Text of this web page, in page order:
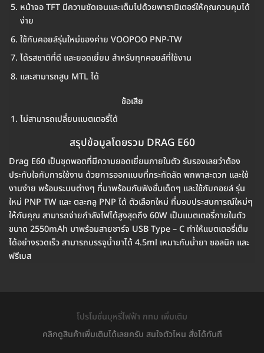
หน้าจอ TFT มีความชัดเจนและเต็มไปด้วยพารามิเตอร์ให้คุณควบคุมได้
ง่าย
ใช้กับคอยล์รุ่นใหม่ของค่าย VOOPOO PNP-TW
ได้รสชาติที่ดี และยอดเยี่ยม สำหรับทุกคอยล์ที่ใช้งาน
และสามารถสูบ MTL ได้
ข้อเสีย
ไม่สามารถเปลี่ยนแบตเตอรี่ได้
สรุปข้อมูลโดยรวม DRAG E60
Drag E60 เป็นชุดพอตที่มีความยอดเยี่ยมภายในตัว รับรองเลยว่าต้อง
ประทับใจกับการใช้งาน ด้วยการออกแบบที่กระทัดลัด พกพาสะดวก และใช้
งานง่าย พร้อมระบบต่างๆ ที่มาพร้อมกับฟังชั่นเด็ดๆ และใช้กับคอยล์ รุ่น
ใหม่ PNP TW และ ตละกลู PNP ได้ ตัวเลือกใหม่ ที่มอบประสบการณ์ใหม่ๆ
ให้กับคุณ สามารถจ่ายกำลังไฟได้สูงสุดถึง 60W เป็นแบตเตอรี่ภายในตัว
ขนาด 2550mAh มาพร้อมสายชาร์จ USB Type – C ทำให้แบตเตอรี่เต็ม
ได้อย่างรวดเร็ว สามารถบรรจุน้ำยาได้ 4.5ml เหมาะกับน้ำยา ซอลนิค และ
ฟรีเบส
โปรโมชั่นบุหรี่ไฟฟ้า กทม เพิ่มเติม
คลิกดูสินค้าเพิ่มเติมได้เลยครับ สนใจตัวไหน สั่งได้ทันที